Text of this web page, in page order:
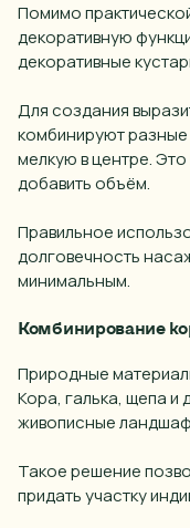
Помимо
декоративную
декоративные
Для создания
комбинируют
мелкую в центре.
добавить объём.
Правильное
долговечность
минимальным.
Комбинирование
Природные
Кора, галька, щепа
живописные
Такое решение
придать участку